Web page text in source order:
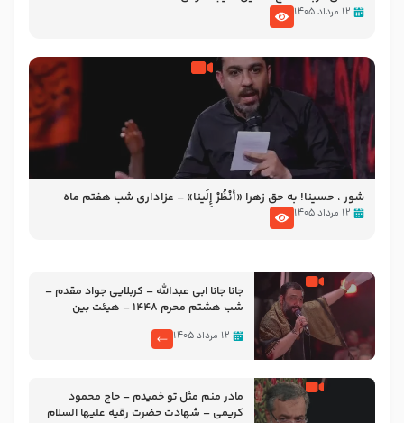
۱۲ مرداد ۱۴۰۵
شور ، حسینا! به‌ حق زهرا «أُنْظُرْ إِلَینا» – عزاداری شب هفتم ماه
محرّم 1405
۱۲ مرداد ۱۴۰۵
جانا جانا ابی عبدالله – کربلایی جواد مقدم –
شب هشتم محرم 1448 – هیئت بین
۱۲ مرداد ۱۴۰۵
مادر منم مثل تو خمیدم – حاج محمود
کریمی – شهادت حضرت رقیه علیها السلام